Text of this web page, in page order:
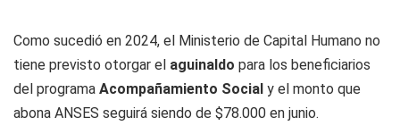
Como sucedió en 2024, el Ministerio de Capital Humano no
tiene previsto otorgar el aguinaldo para los beneficiarios
del programa Acompañamiento Social y el monto que
abona ANSES seguirá siendo de $78.000 en junio.